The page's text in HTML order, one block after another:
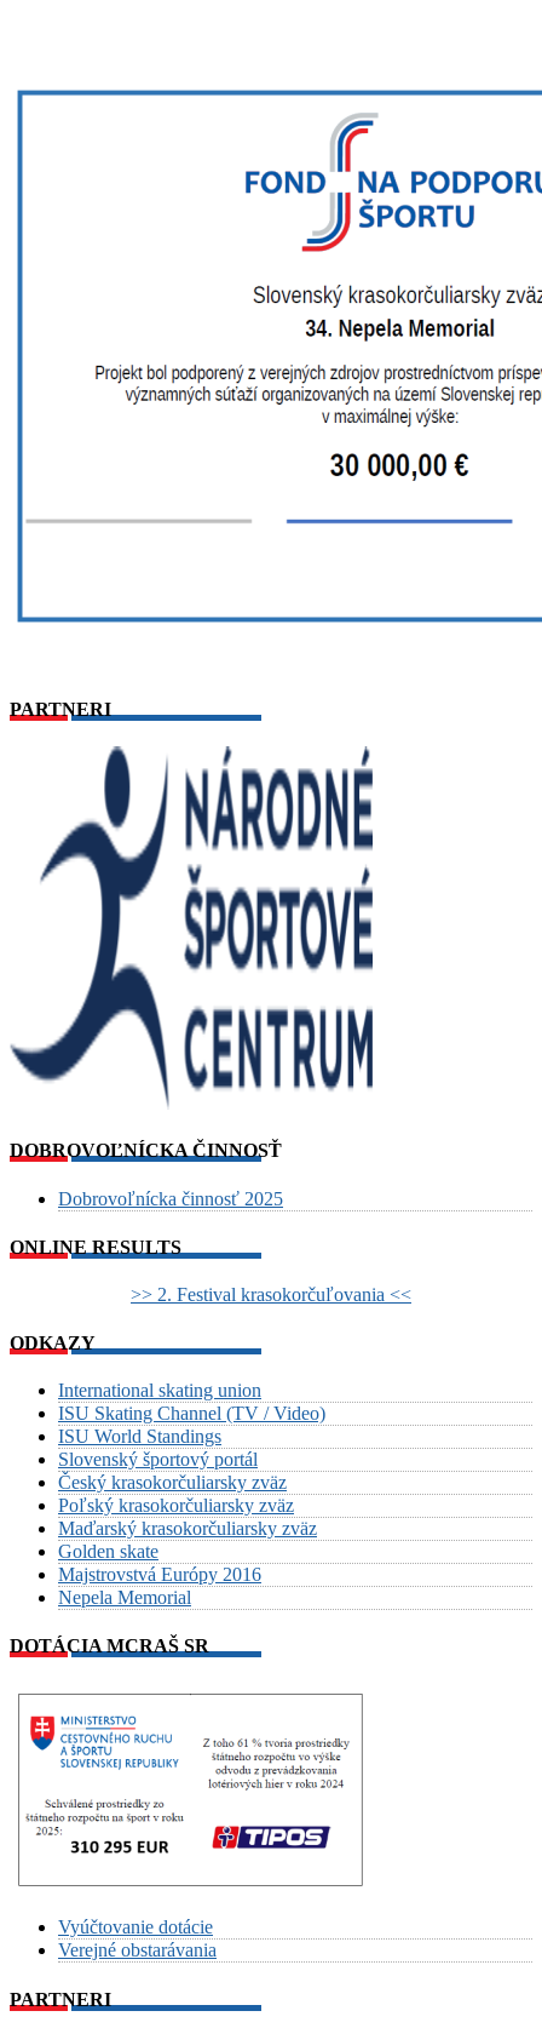
PARTNERI
DOBROVOĽNÍCKA ČINNOSŤ
Dobrovoľnícka činnosť 2025
ONLINE RESULTS
>> 2. Festival krasokorčuľovania <<
ODKAZY
International skating union
ISU Skating Channel (TV / Video)
ISU World Standings
Slovenský športový portál
Český krasokorčuliarsky zväz
Poľský krasokorčuliarsky zväz
Maďarský krasokorčuliarsky zväz
Golden skate
Majstrovstvá Európy 2016
Nepela Memorial
DOTÁCIA MCRAŠ SR
Vyúčtovanie dotácie
Verejné obstarávania
PARTNERI